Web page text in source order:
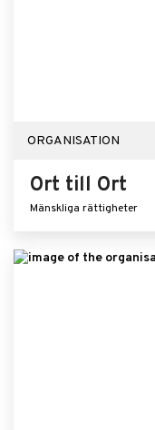
ORGANISATION
Ort till Ort
Mänskliga rättigheter